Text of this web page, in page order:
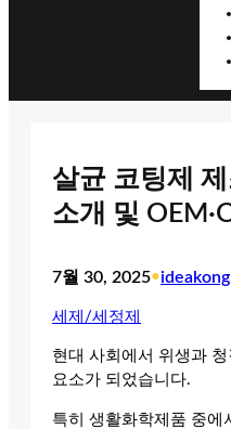
살균 코팅제
소개 및
7월 30, 2025•
세제/세정제
현대 사회에서 위생과
요소가 되었습니다.
특히 생활화학제품 중에